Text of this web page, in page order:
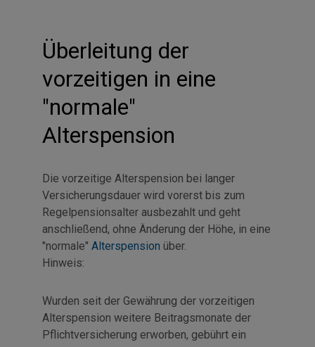
Überleitung der
vorzeitigen in eine
"normale"
Alterspension
Die vorzeitige Alterspension bei langer
Versicherungsdauer wird vorerst bis zum
Regelpensionsalter ausbezahlt und geht
anschließend, ohne Änderung der Höhe, in eine
"normale" Alterspension über.
Hinweis:
Wurden seit der Gewährung der vorzeitigen
Alterspension weitere Beitragsmonate der
Pflichtversicherung erworben, gebührt ein